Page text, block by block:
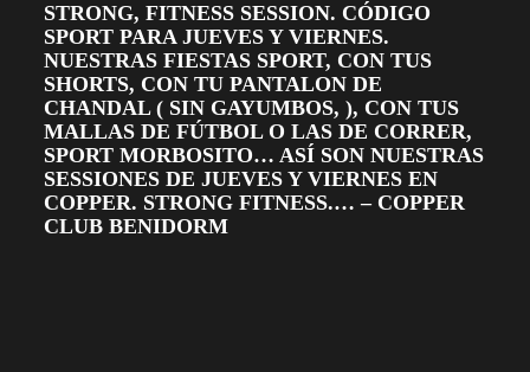
STRONG, FITNESS SESSION. CÓDIGO
SPORT PARA JUEVES Y VIERNES.
NUESTRAS FIESTAS SPORT, CON TUS
SHORTS, CON TU PANTALON DE
CHANDAL ( SIN GAYUMBOS, ), CON TUS
MALLAS DE FÚTBOL O LAS DE CORRER,
SPORT MORBOSITO… ASÍ SON NUESTRAS
SESSIONES DE JUEVES Y VIERNES EN
COPPER. STRONG FITNESS.… – COPPER
CLUB BENIDORM